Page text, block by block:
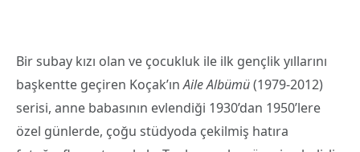
Bir subay kızı olan ve çocukluk ile ilk gençlik yıllarını
başkentte geçiren Koçak’ınAile Albümü(1979-2012)
serisi, anne babasının evlendiği 1930’dan 1950’lere
özel günlerde, çoğu stüdyoda çekilmiş hatıra